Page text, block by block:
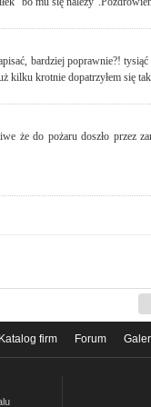
bardziej poprawnie?!
kilku krotnie dopatrzyłem się
że do pożaru doszło przez
Katalog firm Forum